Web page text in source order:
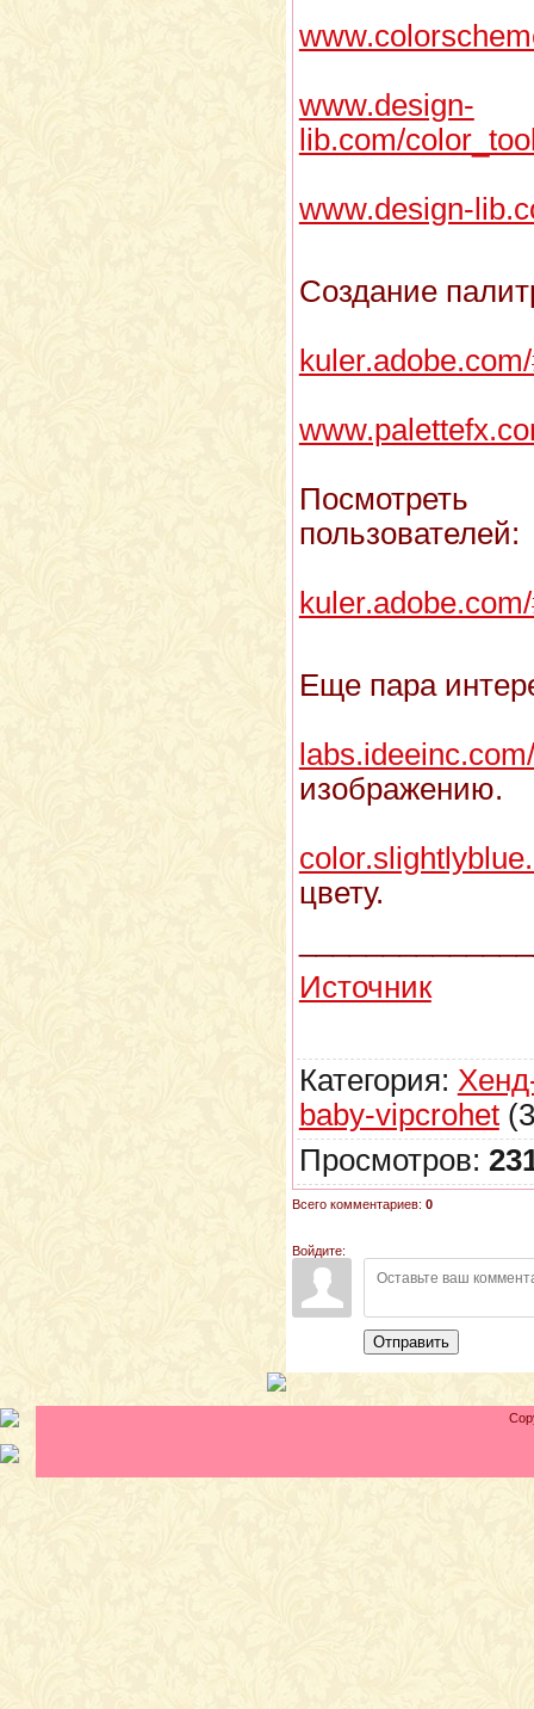
www.design-
lib.com/
www.design-
Создание
пользователей:
Еще пара
labs.ideeinc.com/
изображению.
цвету.
Источник
Категория:
baby-vipcrohet
Просмотров:
Всего комментариев: 0
Войдите:
Отправить